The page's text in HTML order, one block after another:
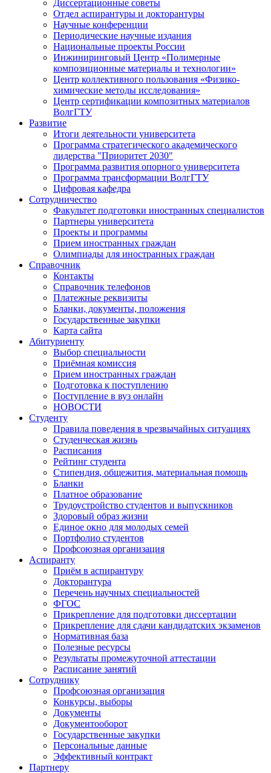
Диссертационные советы
Отдел аспирантуры и докторантуры
Научные конференции
Периодические научные издания
Национальные проекты России
Инжиниринговый Центр «Полимерные
композиционные материалы и технологии»
Центр коллективного пользования «Физико-
химические методы исследования»
Центр сертификации композитных материалов
ВолгГТУ
Развитие
Итоги деятельности университета
Программа стратегического академического
лидерства "Приоритет 2030"
Программа развития опорного университета
Программа трансформации ВолгГТУ
Цифровая кафедра
Сотрудничество
Факультет подготовки иностранных специалистов
Партнеры университета
Проекты и программы
Прием иностранных граждан
Олимпиады для иностранных граждан
Справочник
Контакты
Справочник телефонов
Платежные реквизиты
Бланки, документы, положения
Государственные закупки
Карта сайта
Абитуриенту
Выбор специальности
Приёмная комиссия
Прием иностранных граждан
Подготовка к поступлению
Поступление в вуз онлайн
НОВОСТИ
Студенту
Правила поведения в чрезвычайных ситуациях
Студенческая жизнь
Расписания
Рейтинг студента
Стипендия, общежития, материальная помощь
Бланки
Платное образование
Трудоустройство студентов и выпускников
Здоровый образ жизни
Единое окно для молодых семей
Портфолио студентов
Профсоюзная организация
Аспиранту
Приём в аспирантуру
Докторантура
Перечень научных специальностей
ФГОС
Прикрепление для подготовки диссертации
Прикрепление для сдачи кандидатских экзаменов
Нормативная база
Полезные ресурсы
Результаты промежуточной аттестации
Расписание занятий
Сотруднику
Профсоюзная организация
Конкурсы, выборы
Документы
Документооборот
Государственные закупки
Персональные данные
Эффективный контракт
Партнеру